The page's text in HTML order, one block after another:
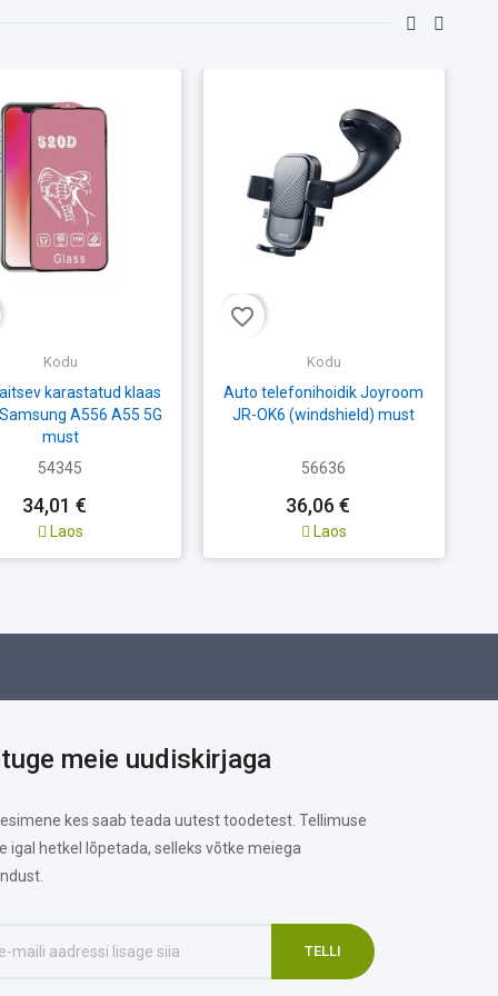
Kodu
karastatud klaas
A556 A55 5G
must
54345
34,01 €
Laos
favorite_border
Kodu
Auto telefonihoidik Joyroom
JR-OK6 (windshield) must
56636
36,06 €
Laos
meie uudiskirjaga
kes saab teada uutest toodetest. Tellimuse
igal hetkel lõpetada, selleks võtke meiega